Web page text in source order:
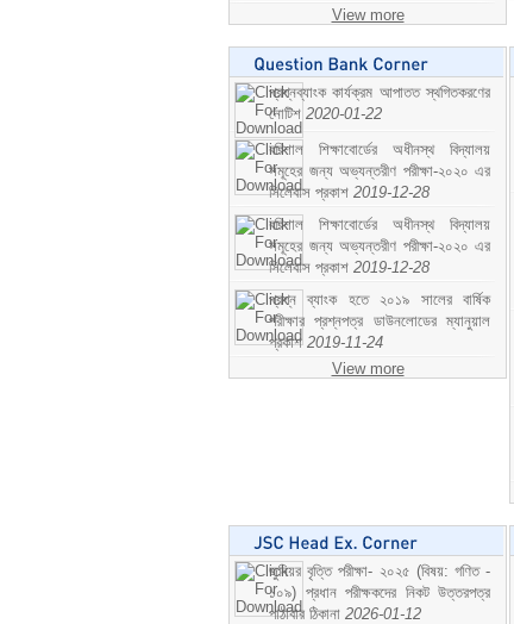
View more
প্রশ্নব্যাংক কার্যক্রম আপাতত স্থগিতকরণের
নোটিশ 2020-01-22
বরিশাল শিক্ষাবোর্ডের অধীনস্থ বিদ্যালয়
সমূহের জন্য অভ্যন্তরীণ পরীক্ষা-২০২০ এর
সিলেবাস প্রকাশ 2019-12-28
বরিশাল শিক্ষাবোর্ডের অধীনস্থ বিদ্যালয়
সমূহের জন্য অভ্যন্তরীণ পরীক্ষা-২০২০ এর
সিলেবাস প্রকাশ 2019-12-28
প্রশ্ন ব্যাংক হতে ২০১৯ সালের বার্ষিক
পরীক্ষার প্রশ্নপত্র ডাউনলোডের ম্যানুয়াল
প্রকাশ 2019-11-24
View more
জুনিয়র বৃত্তি পরীক্ষা- ২০২৫ (বিষয়: গণিত -
১০৯) প্রধান পরীক্ষকদের নিকট উত্তরপত্র
পাঠাবার ঠিকানা 2026-01-12